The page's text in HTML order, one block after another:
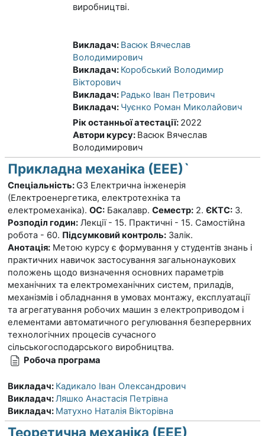
виробництві.
Викладач: Васюк Вячеслав
Володимирович
Викладач: Коробський Володимир
Вікторович
Викладач: Радько Іван Петрович
Викладач: Чуєнко Роман Миколайович
Рік останньої атестації: 2022
Автори курсу: Васюк Вячеслав
Володимирович
Прикладна механіка (ЕЕЕ)`
Спеціальність: G3 Електрична інженерія
(Електроенергетика, електротехніка та
електромеханіка). ОС: Бакалавр. Семестр: 2. ЄКТС: 3.
Розподіл годин: Лекції - 15. Практичні - 15. Самостійна
робота - 60. Підсумковий контроль: Залік.
Анотація: Метою курсу є формування у студентів знань і
практичних навичок застосування загальнонаукових
положень щодо визначення основних параметрів
механічних та електромеханічних систем, приладів,
механізмів і обладнання в умовах монтажу, експлуатації
та агрегатування робочих машин з електроприводом і
елементами автоматичного регулювання безперервних
технологічних процесів сучасного
сільськогосподарського виробництва.
Робоча програма
Викладач: Кадикало Іван Олександрович
Викладач:Ляшко Анастасія Петрівна
Викладач: Матухно Наталія Вікторівна
Теоретична механіка (ЕЕЕ)